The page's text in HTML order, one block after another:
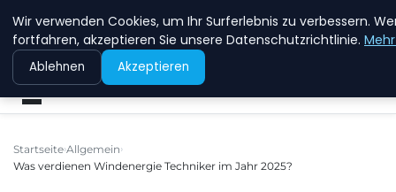
NEW ENERGY JOBS
Startseite Allgemein
Was verdienen Windenergie Techniker im Jahr 2025?
Wir verwenden Cookies, um Ihr Surferlebnis zu verbessern.
fortfahren, akzeptieren Sie unsere Datenschutzrichtlinie.
Ablehnen Akzeptieren